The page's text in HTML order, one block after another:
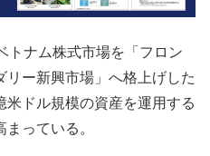
トナム株式市場を「フロン
ー新興市場」へ格上げした
ドル規模の資産を運用する
っている。